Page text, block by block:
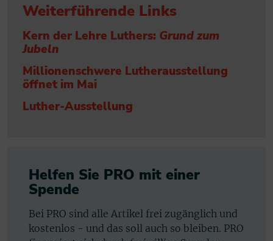
Weiterführende Links
Kern der Lehre Luthers: Grund zum
Jubeln
Millionenschwere Lutherausstellung
öffnet im Mai
Luther-Ausstellung
Helfen Sie PRO mit einer
Spende
Bei PRO sind alle Artikel frei zugänglich und
kostenlos - und das soll auch so bleiben. PRO